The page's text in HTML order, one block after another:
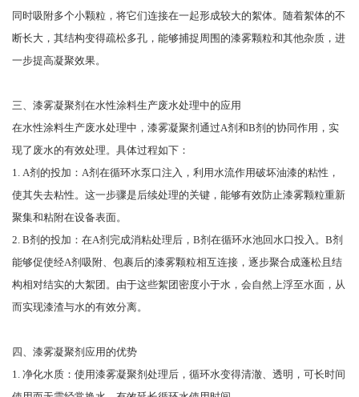
同时吸附多个小颗粒，将它们连接在一起形成较大的絮体。随着絮体的不
断长大，其结构变得疏松多孔，能够捕捉周围的漆雾颗粒和其他杂质，进
一步提高凝聚效果。
三、漆雾凝聚剂在水性涂料生产废水处理中的应用
在水性涂料生产废水处理中，漆雾凝聚剂通过A剂和B剂的协同作用，实
现了废水的有效处理。具体过程如下：
1. A剂的投加：A剂在循环水泵口注入，利用水流作用破坏油漆的粘性，
使其失去粘性。这一步骤是后续处理的关键，能够有效防止漆雾颗粒重新
聚集和粘附在设备表面。
2. B剂的投加：在A剂完成消粘处理后，B剂在循环水池回水口投入。B剂
能够促使经A剂吸附、包裹后的漆雾颗粒相互连接，逐步聚合成蓬松且结
构相对结实的大絮团。由于这些絮团密度小于水，会自然上浮至水面，从
而实现漆渣与水的有效分离。
四、漆雾凝聚剂应用的优势
1. 净化水质：使用漆雾凝聚剂处理后，循环水变得清澈、透明，可长时间